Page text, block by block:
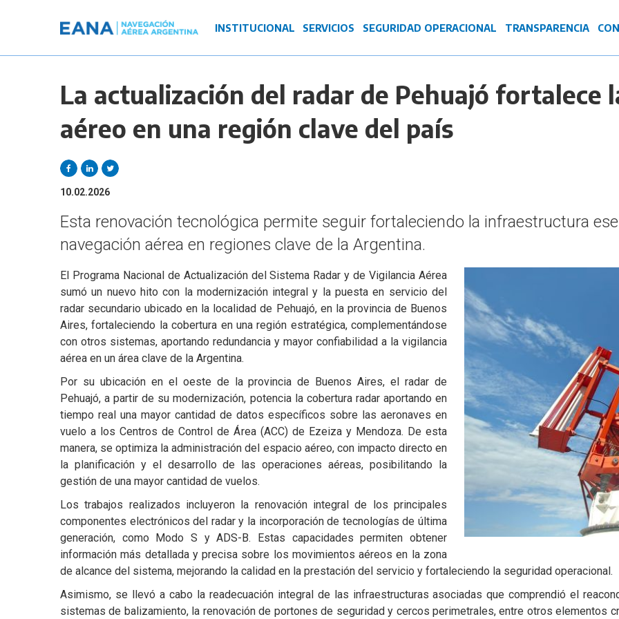
Navegación
principal
INSTITUCIONAL SERVICIOS SEGURIDAD OPERACIONAL TRANSPARENCIA
La actualización del radar de Pehuajó fortalece
aéreo en una región clave del país
10.02.2026
Esta renovación tecnológica permite seguir fortaleciendo la infraestructura
navegación aérea en regiones clave de la Argentina.
El Programa Nacional de Actualización del Sistema Radar y de Vigilancia Aérea
sumó un nuevo hito con la modernización integral y la puesta en servicio del
radar secundario ubicado en la localidad de Pehuajó, en la provincia de Buenos
Aires, fortaleciendo la cobertura en una región estratégica, complementándose
con otros sistemas, aportando redundancia y mayor confiabilidad a la vigilancia
aérea en un área clave de la Argentina.
Por su ubicación en el oeste de la provincia de Buenos Aires, el radar de
Pehuajó, a partir de su modernización, potencia la cobertura radar aportando en
tiempo real una mayor cantidad de datos específicos sobre las aeronaves en
vuelo a los Centros de Control de Área (ACC) de Ezeiza y Mendoza. De esta
manera, se optimiza la administración del espacio aéreo, con impacto directo en
la planificación y el desarrollo de las operaciones aéreas, posibilitando la
gestión de una mayor cantidad de vuelos.
Los trabajos realizados incluyeron la renovación integral de los principales
componentes electrónicos del radar y la incorporación de tecnologías de última
generación, como Modo S y ADS-B. Estas capacidades permiten obtener
información más detallada y precisa sobre los movimientos aéreos en la zona
de alcance del sistema, mejorando la calidad en la prestación del servicio y fortaleciendo la seguridad operacional.
Asimismo, se llevó a cabo la readecuación integral de las infraestructuras asociadas que comprendió el
sistemas de balizamiento, la renovación de portones de seguridad y cercos perimetrales, entre otros elementos